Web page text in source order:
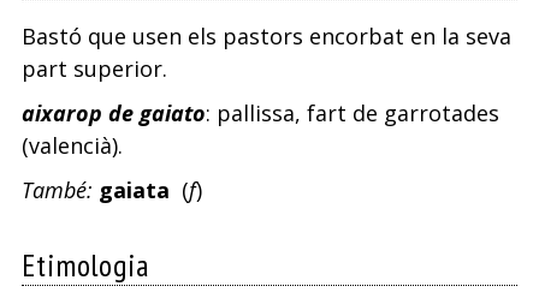
Bastó que usen els pastors encorbat en la seva
part superior.
aixarop de gaiato: pallissa, fart de garrotades
(valencià).
També: gaiata (f)
Etimologia